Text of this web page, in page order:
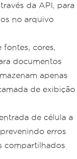
da API, para
no arquivo
fontes, cores,
documentos
apenas
de exibição
de célula a
erros
compartilhados